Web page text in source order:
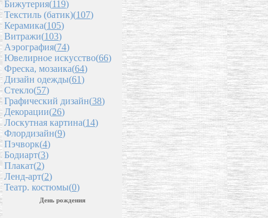
Бижутерия(119)
Текстиль (батик)(107)
Керамика(105)
Витражи(103)
Аэрография(74)
Ювелирное искусство(66)
Фреска, мозаика(64)
Дизайн одежды(61)
Стекло(57)
Графический дизайн(38)
Декорации(26)
Лоскутная картина(14)
Флордизайн(9)
Пэчворк(4)
Бодиарт(3)
Плакат(2)
Ленд-арт(2)
Театр. костюмы(0)
День рождения